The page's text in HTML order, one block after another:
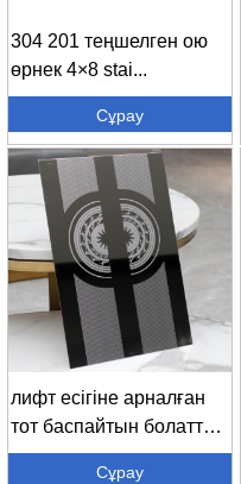
304 201 теңшелген ою
өрнек 4×8 stai...
Сұрау
лифт есігіне арналған
тот баспайтын болаттан
жасалған парақ...
Сұрау